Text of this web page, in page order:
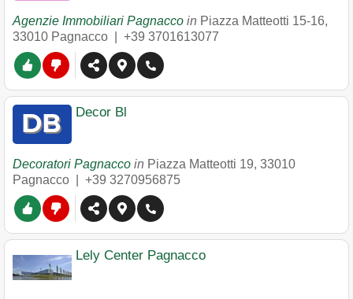
Agenzie Immobiliari Pagnacco in Piazza Matteotti 15-16,
33010 Pagnacco +39 3701613077
Decor Bl
Decoratori Pagnacco in Piazza Matteotti 19, 33010
Pagnacco
+39 3270956875
Lely Center Pagnacco